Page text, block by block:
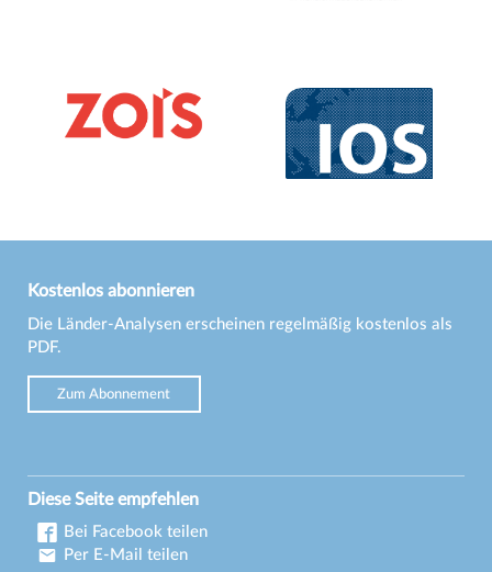
Kostenlos abonnieren
Die Länder-Analysen erscheinen regelmäßig kostenlos als
PDF.
Zum Abonnement
Diese Seite empfehlen
Bei Facebook teilen
Per E-Mail teilen